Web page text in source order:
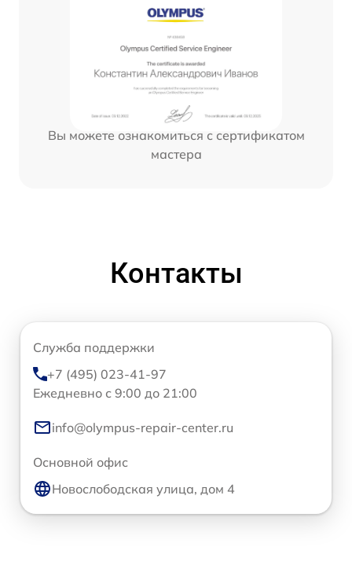
Вы можете ознакомиться с сертификатом
мастера
Контакты
Служба поддержки
+7 (495) 023-41-97
Ежедневно с 9:00 до 21:00
info@olympus-repair-center.ru
Основной офис
Новослободская улица, дом 4